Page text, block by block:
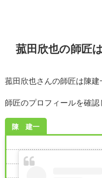
菰田欣也の師匠
菰田欣也さんの師匠は陳建
師匠のプロフィールを確認
陳 建一